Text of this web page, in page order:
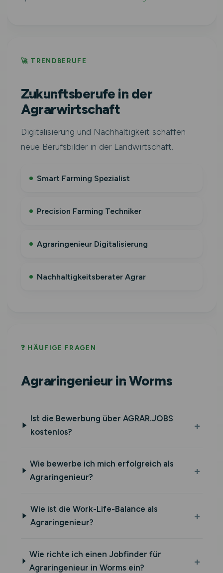
🚀 TRENDBERUFE
Zukunftsberufe in der
Agrarwirtschaft
Digitalisierung und Nachhaltigkeit schaffen
neue Berufsbilder in der Landwirtschaft.
Smart Farming Spezialist
Precision Farming Techniker
Agraringenieur Digitalisierung
Nachhaltigkeitsberater Agrar
❓ HÄUFIGE FRAGEN
Agraringenieur in Worms
Ist die Bewerbung über AGRAR.JOBS
kostenlos?
Wie bewerbe ich mich erfolgreich als
Agraringenieur?
Wie ist die Work-Life-Balance als
Agraringenieur?
Wie richte ich einen Jobfinder für
Agraringenieur in Worms ein?